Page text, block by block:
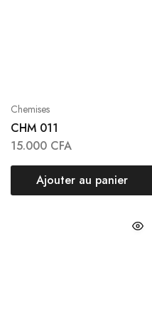
Chemises
CHM 011
15.000 CFA
Ajouter au panier